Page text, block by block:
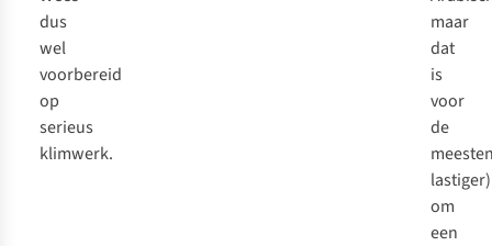
dus
wel
voorbereid
op
serieus
klimwerk.
maar
dat
is
voor
de
lastiger)
om
een